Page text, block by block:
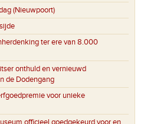
(Nieuwpoort)
ter ere van 8.000
onthuld en vernieuwd
de Dodengang
voor unieke
officieel goedgekeurd voor en